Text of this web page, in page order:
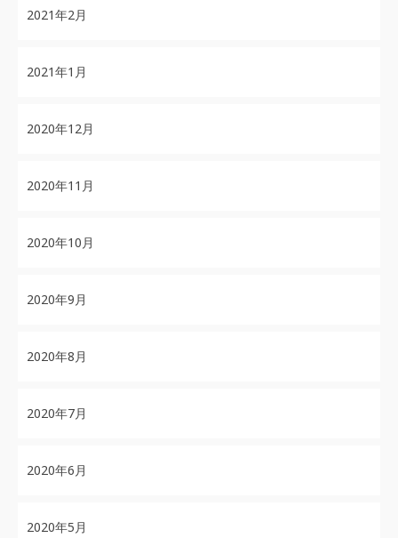
2021年2月
2021年1月
2020年12月
2020年11月
2020年10月
2020年9月
2020年8月
2020年7月
2020年6月
2020年5月